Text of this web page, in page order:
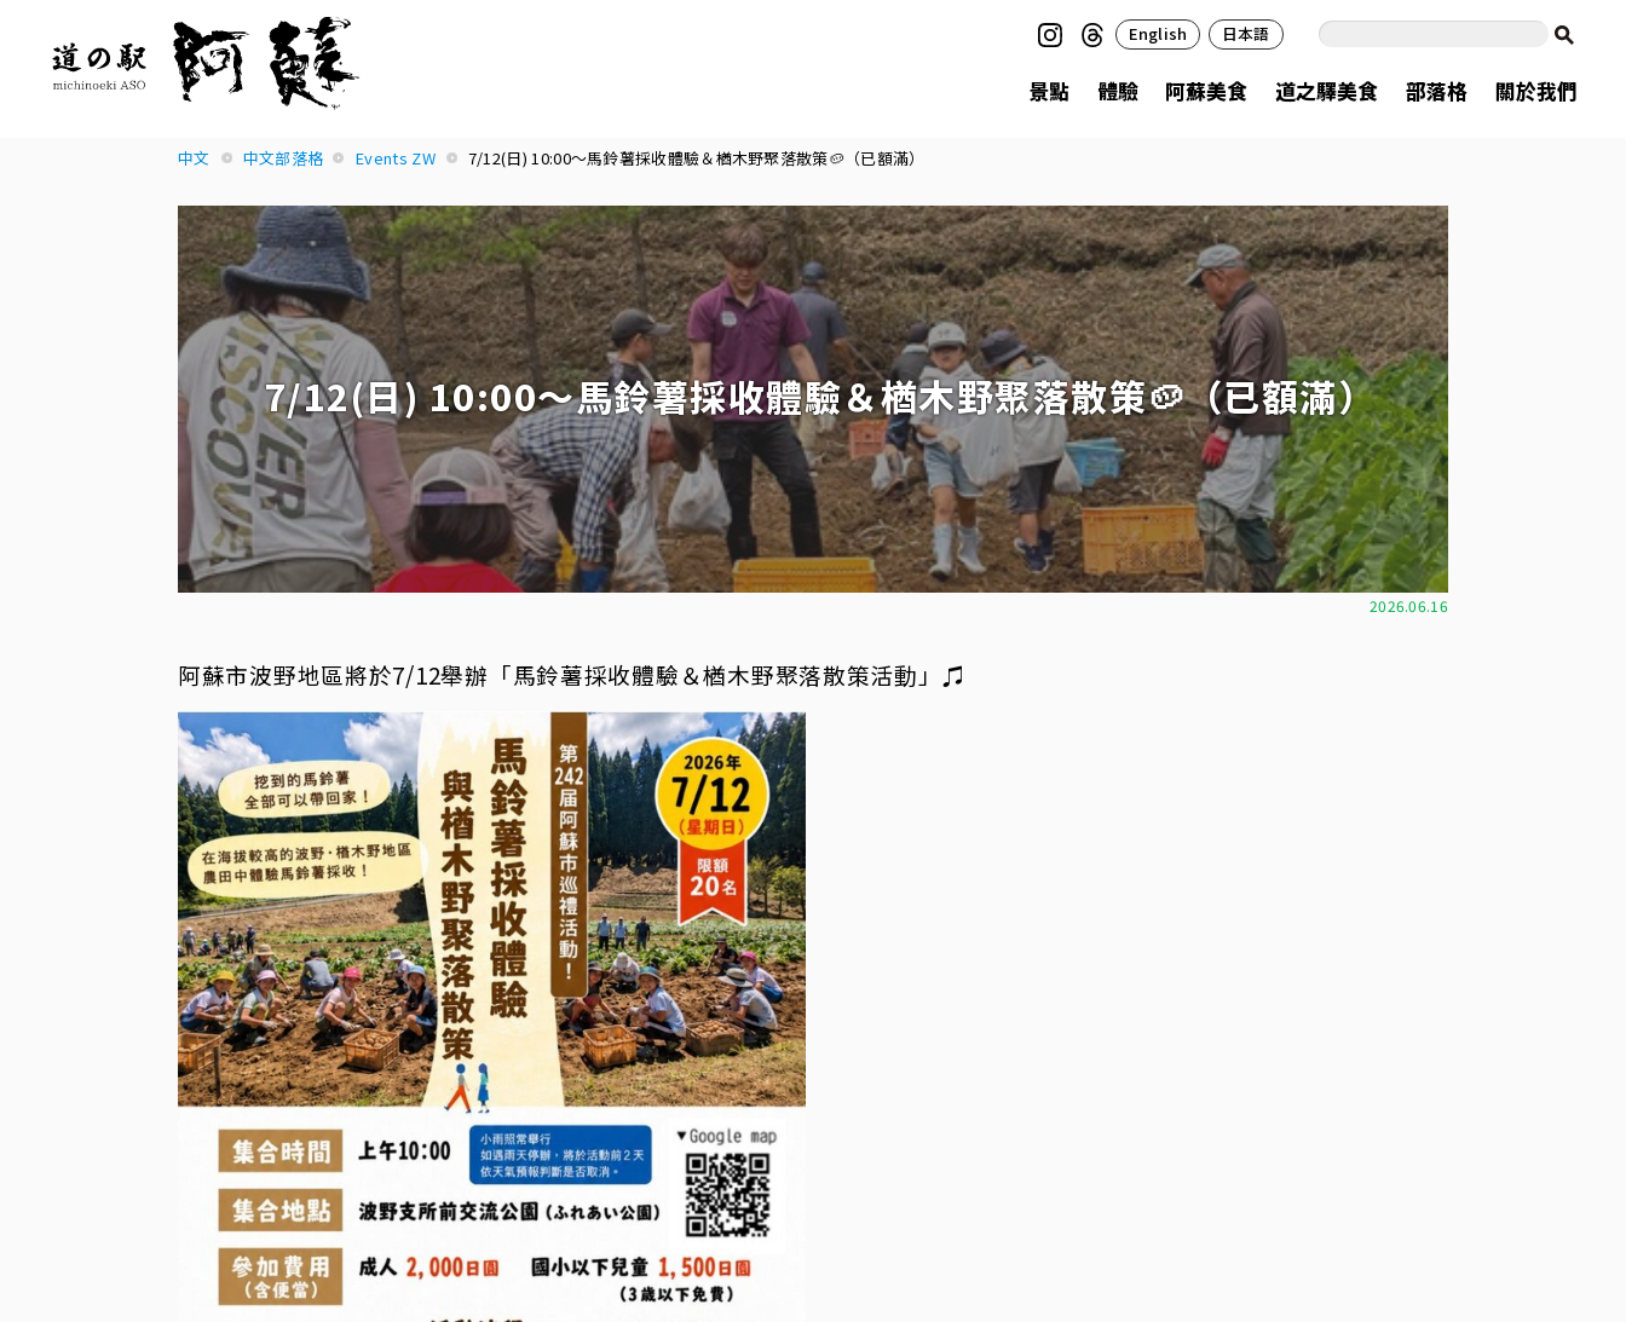
景點 體驗 阿蘇美食 道之驛美食 部落格 關於我們
English 日本語
中文 中文部落格 Events ZW 7/12(日) 10:00～馬鈴薯採收體驗＆楢木野聚落散策🥔（已額滿）
7/12(日) 10:00～馬鈴薯採收體驗＆楢木野聚落散策🥔（已額滿）
2026.06.16
阿蘇市波野地區將於7/12舉辦 「馬鈴薯採收體驗＆楢木野聚落散策活動」♫